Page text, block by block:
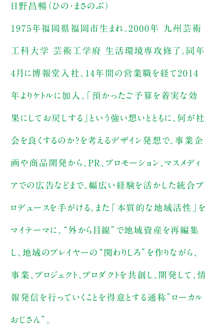
日野昌暢（ひの・まさのぶ）
1975年福岡県福岡市生まれ。2000年 九州芸術
工科大学 芸術工学府 生活環境専攻修了。同年
4月に博報堂入社。14年間の営業職を経て2014
年よりケトルに加入。「預かったご予算を着実な効
果にしてお戻しする」という強い想いとともに、何が社
会を良くするのか？を考えるデザイン発想で、事業企
画や商品開発から、PR、プロモーション、マスメディ
アでの広告などまで、幅広い経験を活かした統合プ
ロデュースを手がける。また「本質的な地域活性」を
マイテーマに、“外から目線”で地域資産を再編集
し、地域のプレイヤーの“関わりしろ”を作りながら、
事業、プロジェクト、プロダクトを共創し、開発して、情
報発信を行っていくことを得意とする通称”ローカル
おじさん”。